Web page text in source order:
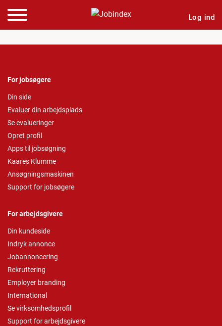
Log ind
For jobsøgere
Din side
Evaluer din arbejdsplads
Se evalueringer
Opret profil
Apps til jobsøgning
Kaares Klumme
Ansøgningsmaskinen
Support for jobsøgere
For arbejdsgivere
Din kundeside
Indryk annonce
Jobannoncering
Rekruttering
Employer branding
International
Se virksomhedsprofil
Support for arbejdsgivere